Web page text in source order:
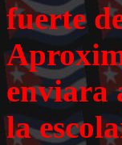
fuerte
enviara
la